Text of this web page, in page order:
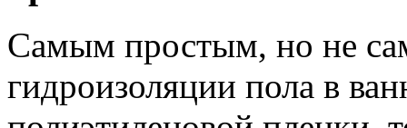
Самым простым, но не
гидроизоляции пола в